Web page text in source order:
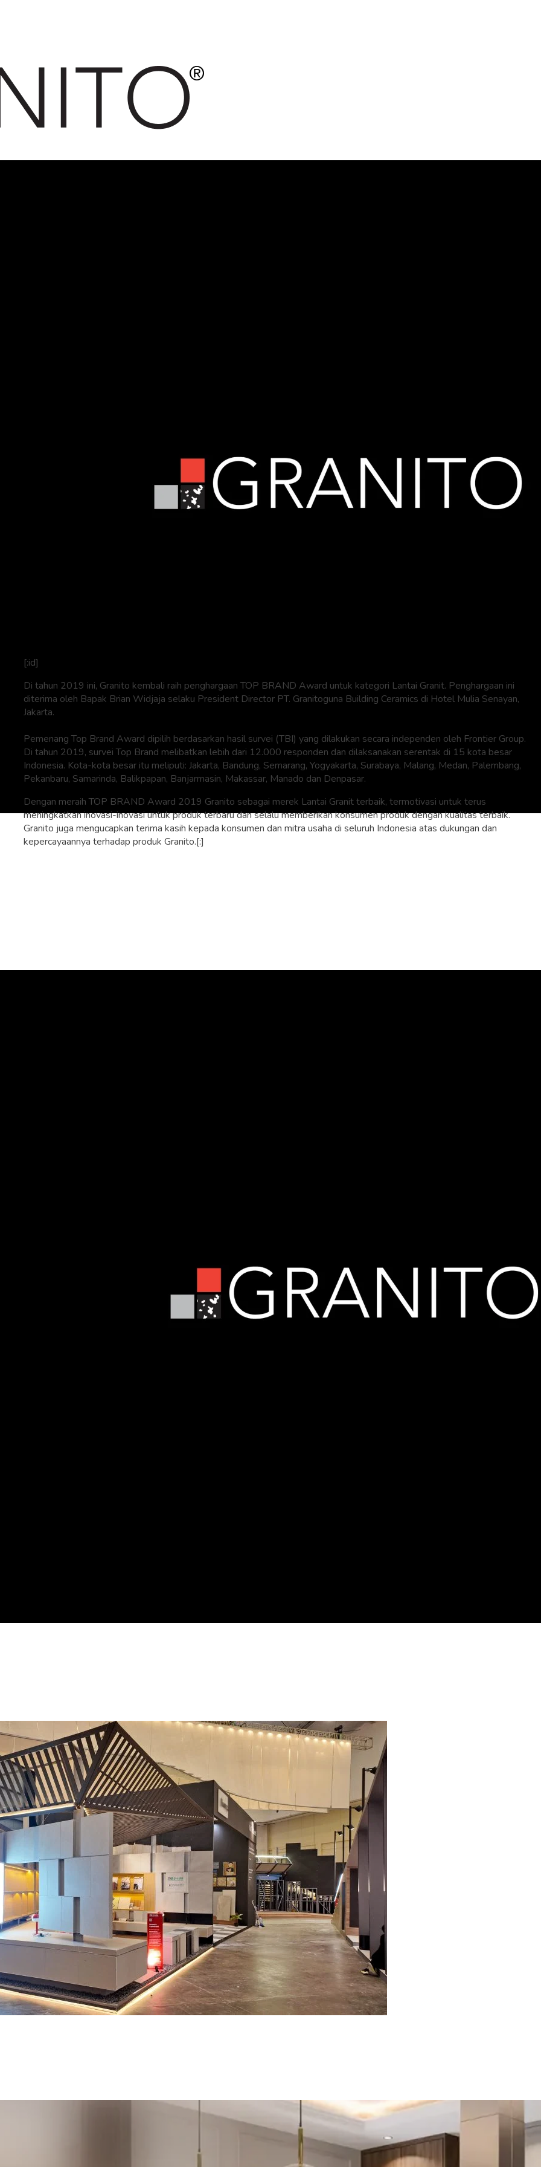
[:id]
Di tahun 2019 ini, Granito kembali raih penghargaan TOP BRAND Award untuk kategori Lantai Granit. Penghargaan ini
diterima oleh Bapak Brian Widjaja selaku President Director PT. Granitoguna Building Ceramics di Hotel Mulia Senayan,
Jakarta.
Pemenang Top Brand Award dipilih berdasarkan hasil survei (TBI) yang dilakukan secara independen oleh Frontier Group.
Di tahun 2019, survei Top Brand melibatkan lebih dari 12.000 responden dan dilaksanakan serentak di 15 kota besar
Indonesia. Kota-kota besar itu meliputi: Jakarta, Bandung, Semarang, Yogyakarta, Surabaya, Malang, Medan, Palembang,
Pekanbaru, Samarinda, Balikpapan, Banjarmasin, Makassar, Manado dan Denpasar.
Dengan meraih TOP BRAND Award 2019 Granito sebagai merek Lantai Granit terbaik, termotivasi untuk terus
meningkatkan inovasi-inovasi untuk produk terbaru dan selalu memberikan konsumen produk dengan kualitas terbaik.
Granito juga mengucapkan terima kasih kepada konsumen dan mitra usaha di seluruh Indonesia atas dukungan dan
kepercayaannya terhadap produk Granito.[:]